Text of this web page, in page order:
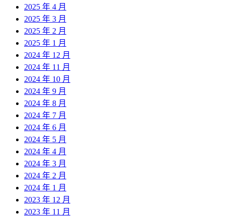
2025 年 4 月
2025 年 3 月
2025 年 2 月
2025 年 1 月
2024 年 12 月
2024 年 11 月
2024 年 10 月
2024 年 9 月
2024 年 8 月
2024 年 7 月
2024 年 6 月
2024 年 5 月
2024 年 4 月
2024 年 3 月
2024 年 2 月
2024 年 1 月
2023 年 12 月
2023 年 11 月